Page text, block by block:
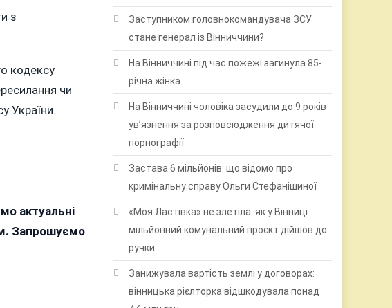
з
кодексу
чи
України.
актуальні
Запрошуємо
Заступником головнокомандувача ЗСУ
стане генерал із Вінниччини?
На Вінниччині під час пожежі загинула 85-
річна жінка
На Вінниччині чоловіка засудили до 9 років
ув’язнення за розповсюдження дитячої
порнографії
Застава 6 мільйонів: що відомо про
кримінальну справу Ольги Стефанішиної
«Моя Ластівка» не злетіла: як у Вінниці
мільйонний комунальний проєкт дійшов до
ручки
Занижувала вартість землі у договорах:
вінницька рієлторка відшкодувала понад